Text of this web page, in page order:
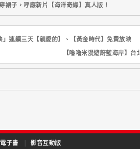
裙子，呼應新片【海洋奇緣】真人版！
」連續三天【親愛的】、【黃金時代】免費放映
【嚕嚕米漫遊蔚藍海岸】
電子書 | 影音互動版